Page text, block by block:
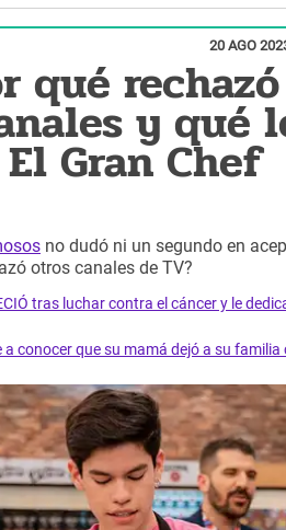
20 AGO
qué rechazó
y qué
Gran Chef
no dudó ni un segundo en
otros canales de TV?
tras luchar contra el cáncer y le
conocer que su mamá dejó a su familia